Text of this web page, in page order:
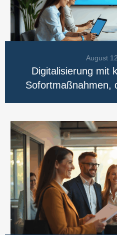
August
Digitalisierung mit
Sofortmaßnahmen,